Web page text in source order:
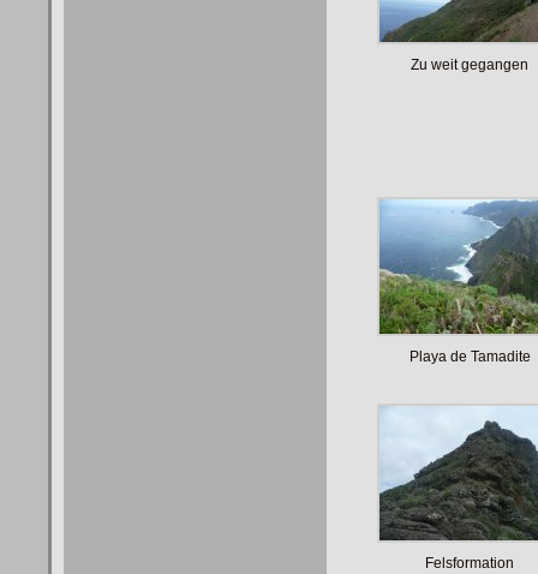
Zu weit gegangen
Playa de Tamadite
Felsformation